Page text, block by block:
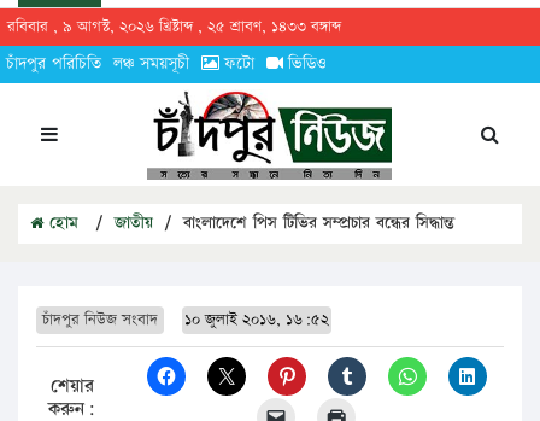
রবিবার , ৯ আগস্ট, ২০২৬ খ্রিষ্টাব্দ , ২৫ শ্রাবণ, ১৪৩৩ বঙ্গাব্দ
চাঁদপুর পরিচিতি লঞ্চ সময়সূচী ফটো ভিডিও
হোম / জাতীয় / বাংলাদেশে পিস টিভির সম্প্রচার বন্ধের সিদ্ধান্ত
চাঁদপুর নিউজ সংবাদ ১০ জুলাই ২০১৬, ১৬:৫২
শেয়ার
করুন: